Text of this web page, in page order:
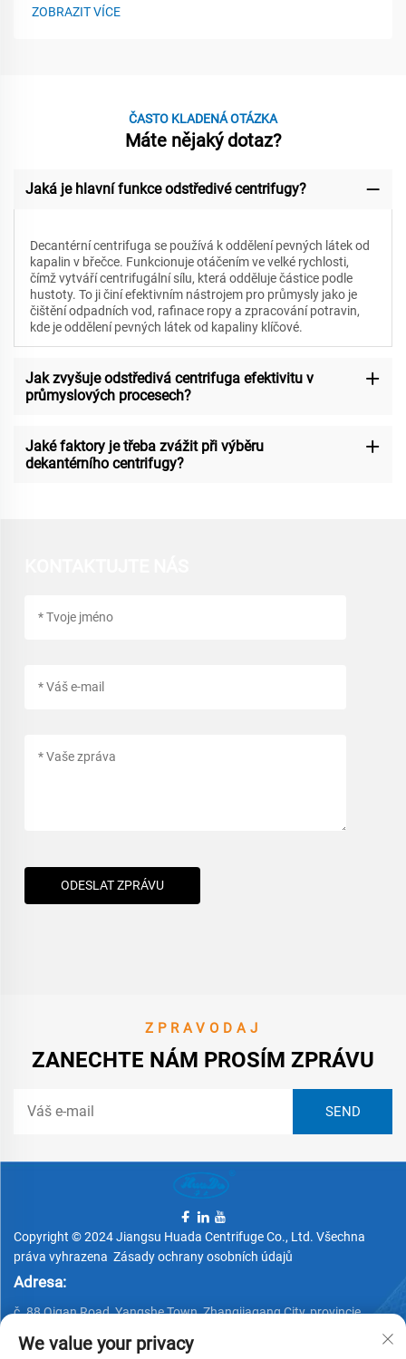
ZOBRAZIT VÍCE
ČASTO KLADENÁ OTÁZKA
Máte nějaký dotaz?
Jaká je hlavní funkce odstředivé centrifugy?
Decantérní centrifuga se používá k oddělení pevných látek od
kapalin v břečce. Funkcionuje otáčením ve velké rychlosti,
čímž vytváří centrifugální sílu, která odděluje částice podle
hustoty. To ji činí efektivním nástrojem pro průmysly jako je
čištění odpadních vod, rafinace ropy a zpracování potravin,
kde je oddělení pevných látek od kapaliny klíčové.
Jak zvyšuje odstředivá centrifuga efektivitu v
průmyslových procesech?
Jaké faktory je třeba zvážit při výběru
dekantérního centrifugy?
ODESLAT ZPRÁVU
ZPRAVODAJ
ZANECHTE NÁM PROSÍM ZPRÁVU
Copyright © 2024 Jiangsu Huada Centrifuge Co., Ltd. Všechna
práva vyhrazena Zásady ochrany osobních údajů
Adresa:
č. 88 Qigan Road, Yangshe Town, Zhangjiagang City, provincie
Jiangsu, Čína
We value your privacy